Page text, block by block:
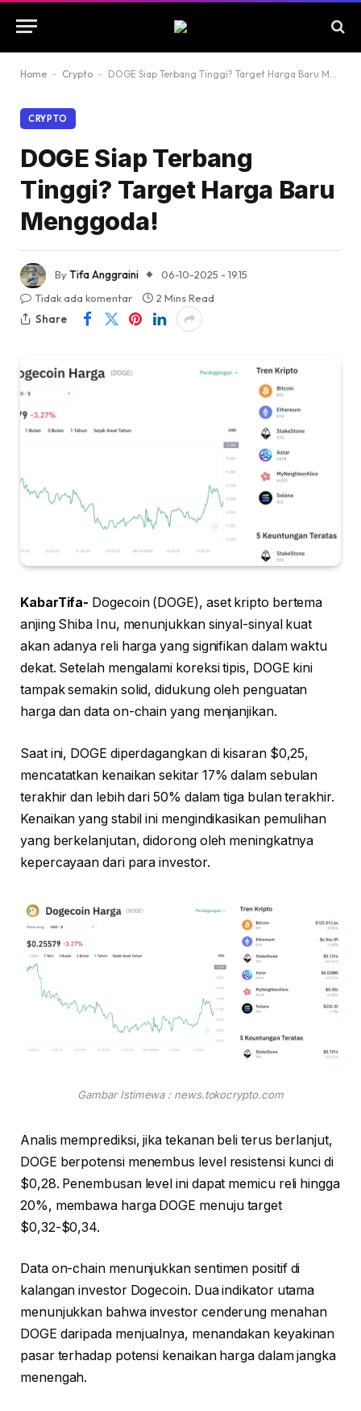
Home - Crypto - DOGE Siap Terbang Tinggi? Target Harga Baru Menggoda!
CRYPTO
DOGE Siap Terbang
Tinggi? Target Harga Baru
Menggoda!
ByTifa Anggraini
06-10-2025 - 19.15
Tidak ada komentar
2 Mins Read
Share
KabarTifa- Dogecoin (DOGE), aset kripto bertema
anjing Shiba Inu, menunjukkan sinyal-sinyal kuat
akan adanya reli harga yang signifikan dalam waktu
dekat. Setelah mengalami koreksi tipis, DOGE kini
tampak semakin solid, didukung oleh penguatan
harga dan data on-chain yang menjanjikan.
Saat ini, DOGE diperdagangkan di kisaran $0,25,
mencatatkan kenaikan sekitar 17% dalam sebulan
terakhir dan lebih dari 50% dalam tiga bulan terakhir.
Kenaikan yang stabil ini mengindikasikan pemulihan
yang berkelanjutan, didorong oleh meningkatnya
kepercayaan dari para investor.
Gambar Istimewa : news.tokocrypto.com
Analis memprediksi, jika tekanan beli terus berlanjut,
DOGE berpotensi menembus level resistensi kunci di
$0,28. Penembusan level ini dapat memicu reli hingga
20%, membawa harga DOGE menuju target
$0,32-$0,34.
Data on-chain menunjukkan sentimen positif di
kalangan investor Dogecoin. Dua indikator utama
menunjukkan bahwa investor cenderung menahan
DOGE daripada menjualnya, menandakan keyakinan
pasar terhadap potensi kenaikan harga dalam jangka
menengah.